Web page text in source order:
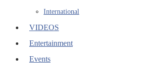
International
VIDEOS
Entertainment
Events